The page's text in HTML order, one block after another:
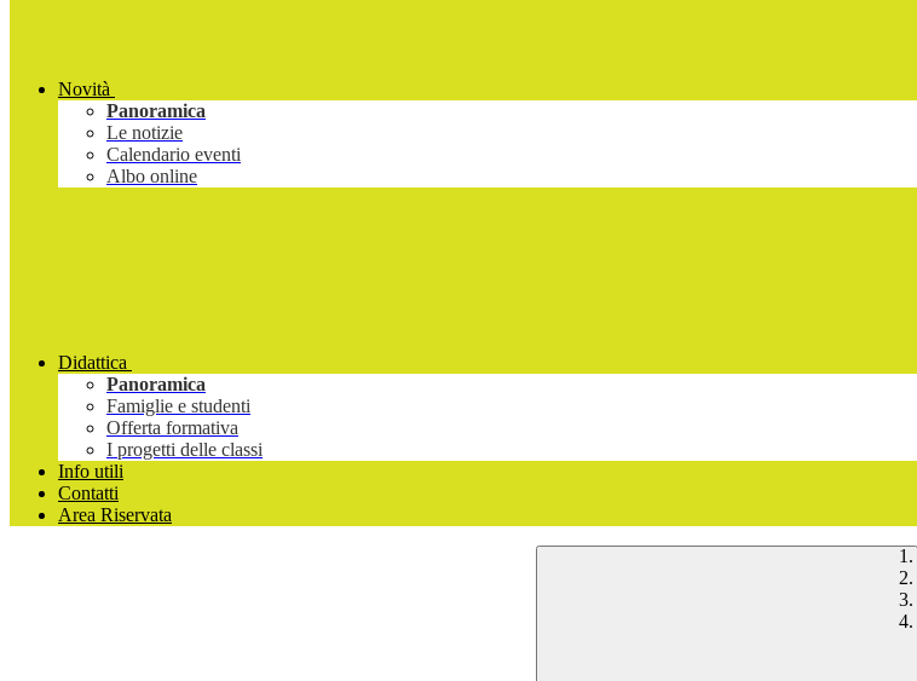
Novità
Panoramica
Le notizie
Calendario eventi
Albo online
Didattica
Panoramica
Famiglie e studenti
Offerta formativa
I progetti delle classi
Info utili
Contatti
Area Riservata